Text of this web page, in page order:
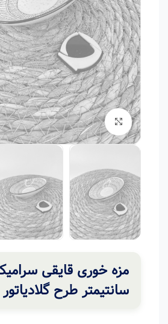
برای بزرگنمایی کلیک کنید
سانتیمتر طرح گلادیاتور